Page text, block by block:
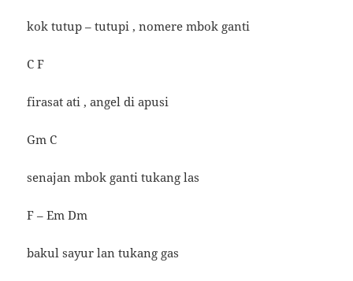
kok tutup – tutupi , nomere mbok ganti
C F
firasat ati , angel di apusi
Gm C
senajan mbok ganti tukang las
F – Em Dm
bakul sayur lan tukang gas